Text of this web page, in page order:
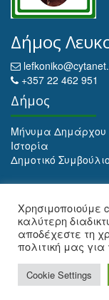
Δήμος
+357 22 462 951
Δήμος
Μήνυμα Δημάρχου
Ιστορία
Δημοτικό Συμβούλιο
Αρχειοθέτηση
Web Design and
Χρησιμοποιούμε
καλύτερη
αποδέχεστε τη
πολιτική μας για
Cookie Settings